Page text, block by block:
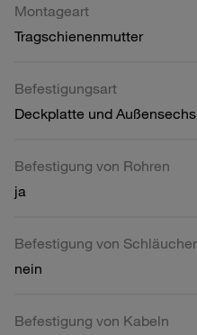
Montageart
Tragschienenmutter
Befestigungsart
Deckplatte und
Befestigung von Rohren
ja
Befestigung von
nein
Befestigung von Kabeln